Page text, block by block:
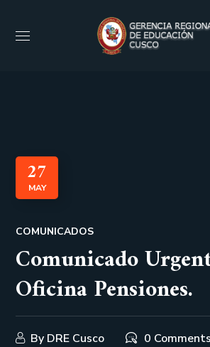
27
MAY
COMUNICADOS
Comunicado
Oficina Pensiones.
By DRE Cusco 0 Comments